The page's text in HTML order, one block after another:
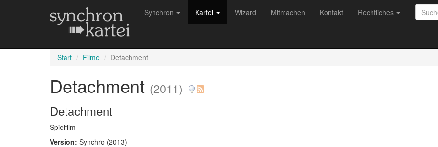
Synchron Kartei Wizard Mitmachen Kontakt Rechtliches
Start Filme Detachment
Detachment (2011)
Detachment
Spielfilm
Version: Synchro (2013)